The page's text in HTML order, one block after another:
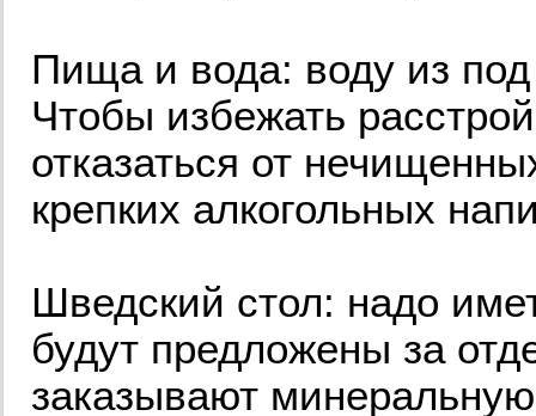
Пища и вода: воду из под
Чтобы избежать
отказаться от
крепких алкогольных
Шведский стол: надо
будут предложены за
заказывают